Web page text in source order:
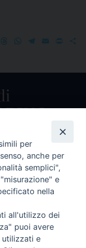
ThreadsWhatsApp
Telegram
EmailPrint
per
anche per
semplici",
e
nella
all'utilizzo dei
puoi avere
utilizzati e